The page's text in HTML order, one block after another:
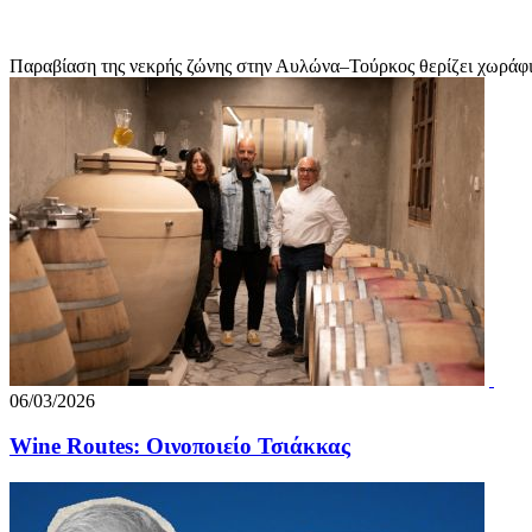
Παραβίαση της νεκρής ζώνης στην Αυλώνα–Τούρκος θερίζει
06/03/2026
Wine Routes: Οινοποιείο Τσιάκκας